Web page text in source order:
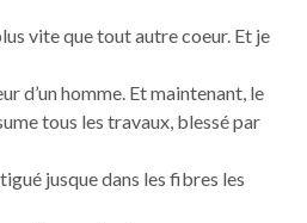
vite que tout autre coeur. Et je
d’un homme. Et maintenant, le
tous les travaux, blessé par
jusque dans les fibres les